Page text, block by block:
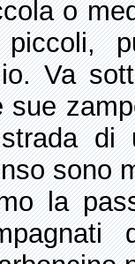
o
Va
sue
di
sono
la